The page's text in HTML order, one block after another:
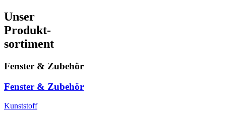
Unser
Produkt-
sortiment
Fenster & Zubehör
Fenster & Zubehör
Kunststoff